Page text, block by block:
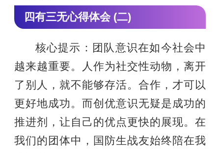
四有三无心得体会 (二)
核心提示：团队意识在如今社会中
越来越重要。人作为社交性动物，离开
了别人，就不能够存活。合作，才可以
更好地成功。而创优意识无疑是成功的
推进剂，让自己的优点更快的展现。在
我们的团体中，国防生战友始终陪在我